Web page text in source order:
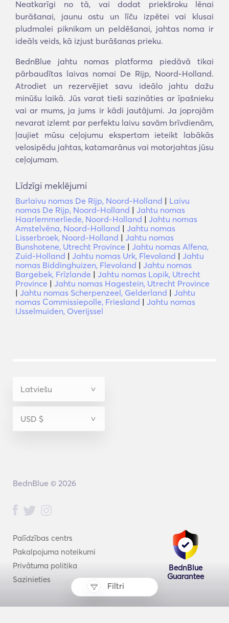
Filtri
Neatkarīgi no tā, vai dodat priekšroku lēnai
burāšanai, jaunu ostu un līču izpētei vai klusai
pludmalei piknikam un peldēšanai, jahtas noma ir
ideāls veids, kā izjust burāšanas prieku.
BednBlue jahtu nomas platforma piedāvā tikai
pārbaudītas laivas nomai De Rijp, Noord-Holland.
Atrodiet un rezervējiet savu ideālo jahtu dažu
minūšu laikā. Jūs varat tieši sazināties ar īpašnieku
vai ar mums, ja jums ir kādi jautājumi. Ja joprojām
nevarat izlemt par perfektu laivu savām brīvdienām,
ļaujiet mūsu ceļojumu ekspertam ieteikt labākās
velosipēdu jahtas, katamarānus vai motorjahtas jūsu
ceļojumam.
Līdzīgi meklējumi
Burlaivu nomas De Rijp, Noord-Holland | Laivu
nomas De Rijp, Noord-Holland | Jahtu nomas
Haarlemmerliede, Noord-Holland | Jahtu nomas
Amstelvēna, Noord-Holland | Jahtu nomas
Lisserbroek, Noord-Holland | Jahtu nomas
Bunshotene, Utrecht Province | Jahtu nomas Alfena,
Zuid-Holland | Jahtu nomas Urk, Flevoland | Jahtu
nomas Biddinghuizen, Flevoland | Jahtu nomas
Bargebek, Frīzlande | Jahtu nomas Lopik, Utrecht
Province | Jahtu nomas Hagestein, Utrecht Province
| Jahtu nomas Scherpenzeel, Gelderland | Jahtu
nomas Commissiepolle, Friesland | Jahtu nomas
IJsselmuiden, Overijssel
Palīdzības centrs
Pakalpojuma noteikumi
Privātuma politika
Sazinieties
BednBlue
Guarantee
BednBlue © 2026